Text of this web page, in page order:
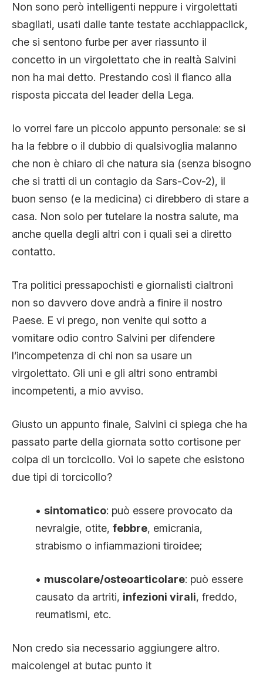
Non sono però intelligenti neppure i virgolettati
sbagliati, usati dalle tante testate acchiappaclick,
che si sentono furbe per aver riassunto il
concetto in un virgolettato che in realtà Salvini
non ha mai detto. Prestando così il fianco alla
risposta piccata del leader della Lega.
Io vorrei fare un piccolo appunto personale: se si
ha la febbre o il dubbio di qualsivoglia malanno
che non è chiaro di che natura sia (senza bisogno
che si tratti di un contagio da Sars-Cov-2), il
buon senso (e la medicina) ci direbbero di stare a
casa. Non solo per tutelare la nostra salute, ma
anche quella degli altri con i quali sei a diretto
contatto.
Tra politici pressapochisti e giornalisti cialtroni
non so davvero dove andrà a finire il nostro
Paese. E vi prego, non venite qui sotto a
vomitare odio contro Salvini per difendere
l’incompetenza di chi non sa usare un
virgolettato. Gli uni e gli altri sono entrambi
incompetenti, a mio avviso.
Giusto un appunto finale, Salvini ci spiega che ha
passato parte della giornata sotto cortisone per
colpa di un torcicollo. Voi lo sapete che esistono
due tipi di torcicollo?
• sintomatico: può essere provocato da
nevralgie, otite, febbre, emicrania,
strabismo o infiammazioni tiroidee;
• muscolare/osteoarticolare: può essere
causato da artriti, infezioni virali, freddo,
reumatismi, etc.
Non credo sia necessario aggiungere altro.
maicolengel at butac punto it